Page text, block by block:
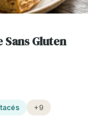
Sans Gluten
+9